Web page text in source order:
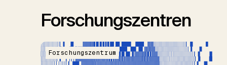
Forschungszentren
Forschungszentrum